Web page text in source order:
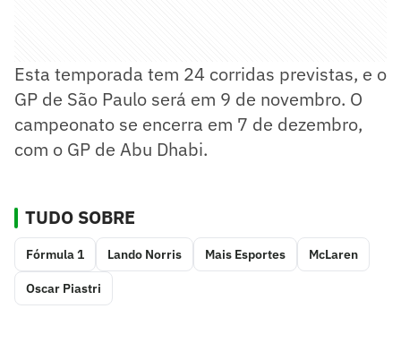
Esta temporada tem 24 corridas previstas, e o
GP de São Paulo será em 9 de novembro. O
campeonato se encerra em 7 de dezembro,
com o GP de Abu Dhabi.
TUDO SOBRE
Fórmula 1 Lando Norris Mais Esportes McLaren
Oscar Piastri